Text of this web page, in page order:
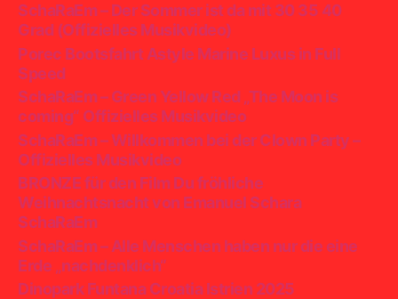
SchaRaEm – Der Sommer ist da mit 30 35 40
Grad (Offizielles Musikvideo)
Porec Bootsfahrt Astyle Marine Luxus in Full
Speed
SchaRaEm – Green Yellow Red „The Moon is
coming“ Offizielles Musikvideo
SchaRaEm – Willkommen bei der Clown Party –
Offizielles Musikvideo
BRONZE für den Film Du fröhliche
Weihnachtsnacht von Emanuel Schara
SchaRaEm
SchaRaEm – Alle Menschen haben nur die eine
Erde „nachdenklich“
Dinopark Funtana Croatia Istrien 2025